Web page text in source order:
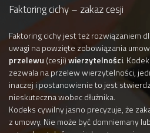
Faktoring cichy – zakaz cesji
Faktoring cichy jest też rozwiązaniem
uwagi na powzięte zobowiązania
przelewu (cesji)wierzytelności.
zezwala na przelew wierzytelności,
inaczej i postanowienie to jest
nieskuteczna wobec dłużnika.
Kodeks cywilny jasno precyzuje, że
z umowy. Nie może być domniemany